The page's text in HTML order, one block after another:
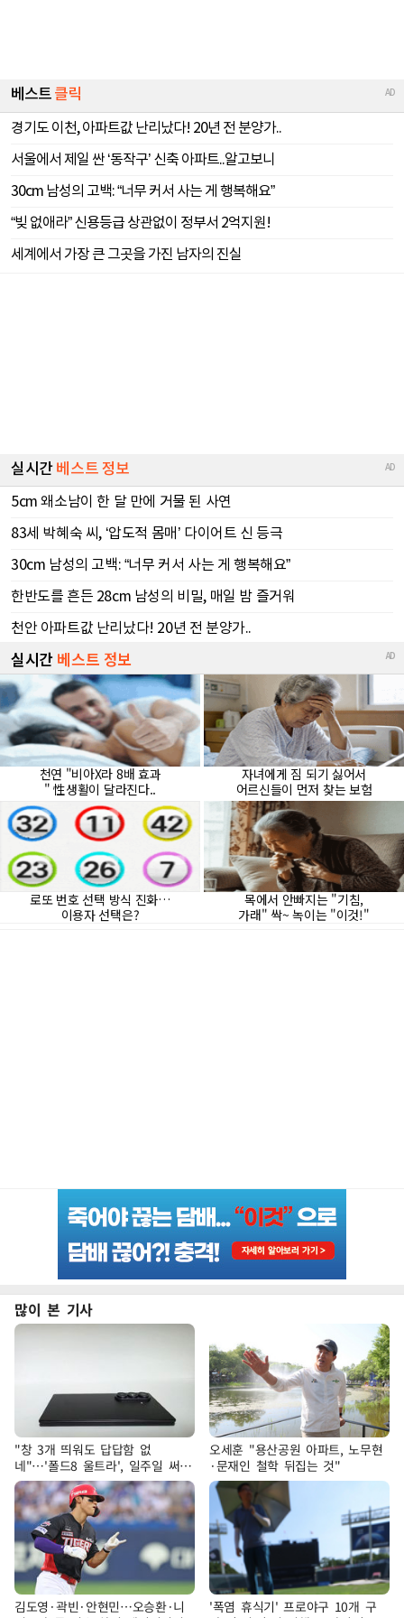
많이 본 기사
"창 3개 띄워도 답답함 없
네"…'폴드8 울트라', 일주일 써보
니
오세훈 "용산공원 아파트, 노무현
·문재인 철학 뒤집는 것"
김도영·곽빈·안현민…오승환·니
'폭염 휴식기' 프로야구 10개 구